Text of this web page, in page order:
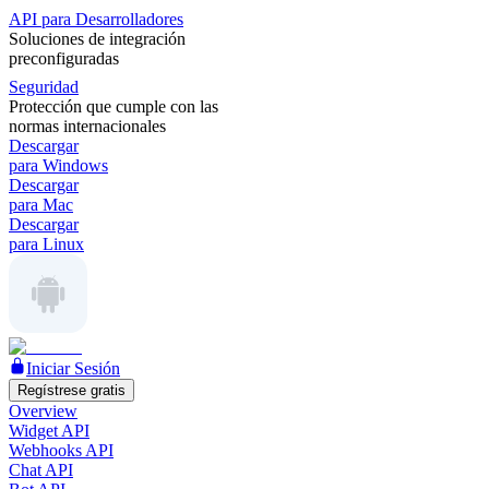
API para Desarrolladores
Soluciones de integración
preconfiguradas
Seguridad
Protección que cumple con las
normas internacionales
Descargar
para Windows
Descargar
para Mac
Descargar
para Linux
Iniciar Sesión
Regístrese gratis
Overview
Widget API
Webhooks API
Chat API